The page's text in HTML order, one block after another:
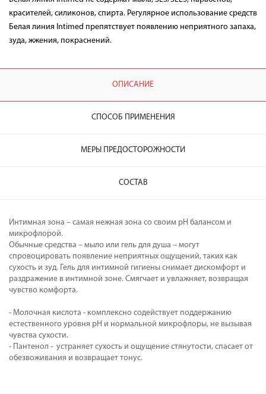
красителей, силиконов, спирта. Регулярное использование средств
Белая линия Intimed препятствует появлению неприятного запаха,
зуда, жжения, покраснений.
ОПИСАНИЕ
СПОСОБ ПРИМЕНЕНИЯ
МЕРЫ ПРЕДОСТОРОЖНОСТИ
СОСТАВ
Интимная зона – самая нежная зона со своим рН балансом и
микрофлорой.
Обычные средства – мыло или гель для душа – могут
спровоцировать появление неприятных ощущений, таких как
сухость и зуд. Гель для интимной гигиены снимает дискомфорт и
раздражение в интимной зоне. Смягчает и увлажняет, возвращая
чувство комфорта.
- Молочная кислота - комплексно содействует поддержанию
естественного уровня рН и нормальной микрофлоры, не вызывая
чувства сухости.
- Пантенол - устраняет сухость и ощущение стянутости, спасает от
обезвоживания и возвращает тонус.